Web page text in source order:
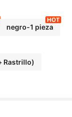
negro-1 pieza
Rastrillo)